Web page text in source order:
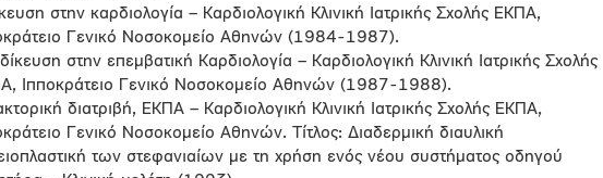
στην καρδιολογία – Καρδιολογική Κλινική Ιατρικής Σχολής ΕΚΠΑ,
Γενικό Νοσοκομείο Αθηνών (1984-1987).
στην επεμβατική Καρδιολογία – Καρδιολογική Κλινική Ιατρικής Σχολής
Ιπποκράτειο Γενικό Νοσοκομείο Αθηνών (1987-1988).
διατριβή, ΕΚΠΑ – Καρδιολογική Κλινική Ιατρικής Σχολής ΕΚΠΑ,
Γενικό Νοσοκομείο Αθηνών. Τίτλος: Διαδερμική διαυλική
των στεφανιαίων με τη χρήση ενός νέου συστήματος οδηγού